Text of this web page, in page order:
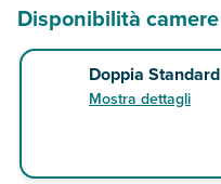
Disponibilità camere
Doppia Standard
Mostra dettagli